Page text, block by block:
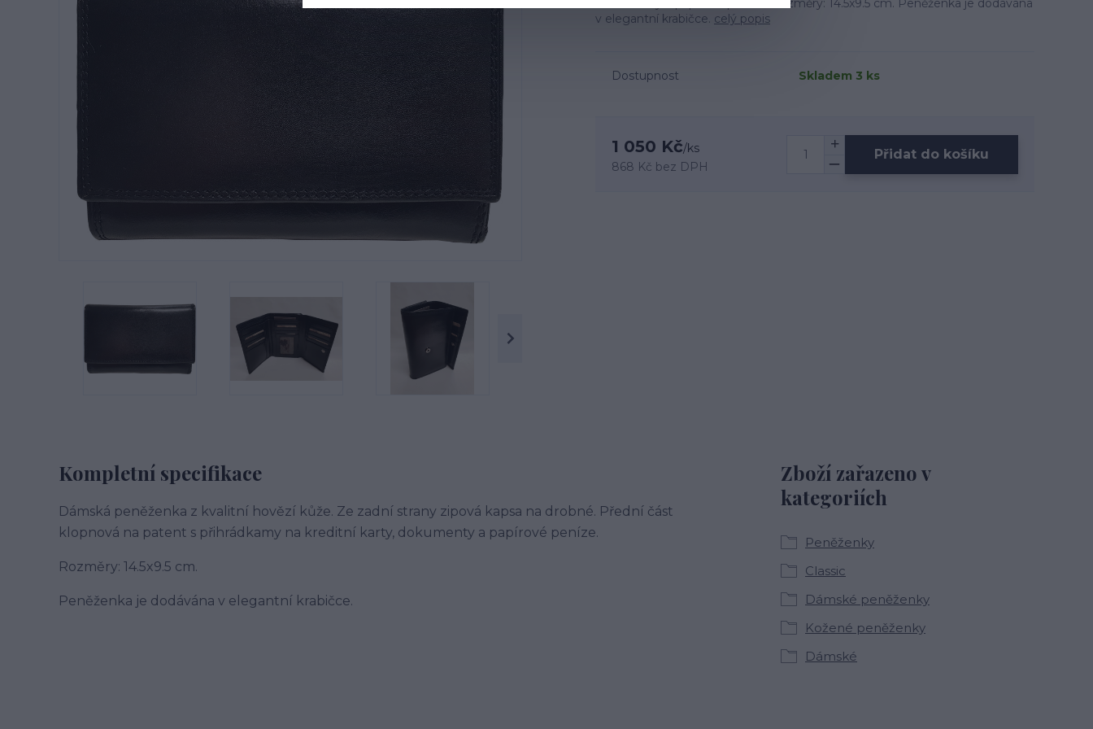
dokumenty a papírové peníze. Rozměry: 14.5x9.5 cm. Peněženka je dodávána
v elegantní krabičce. celý popis
Dostupnost Skladem 3 ks
1 050 Kč/ks
868 Kč bez DPH
Přidat do košíku
Kompletní specifikace
Dámská peněženka z kvalitní hovězí kůže. Ze zadní strany zipová kapsa na drobné. Přední část
klopnová na patent s přihrádkamy na kreditní karty, dokumenty a papírové peníze.
Rozměry: 14.5x9.5 cm.
Peněženka je dodávána v elegantní krabičce.
Zboží zařazeno v
kategoriích
Peněženky
Classic
Dámské peněženky
Kožené peněženky
Dámské